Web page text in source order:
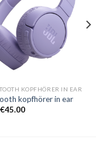
KOPFHÖRER IN EAR
kopfhörer in ear
€45.00